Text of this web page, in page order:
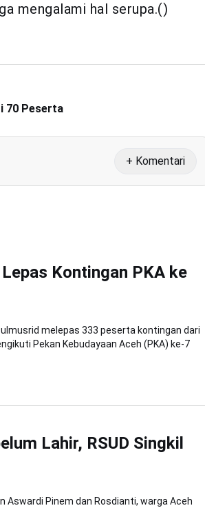
mengalami hal serupa.()
70 Peserta
+ Komentari
Kontingan PKA ke
melepas 333 peserta kontingan dari
Pekan Kebudayaan Aceh (PKA) ke-7
Lahir, RSUD Singkil
Aswardi Pinem dan Rosdianti, warga Aceh